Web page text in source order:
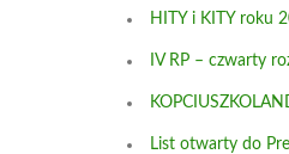
HITY i KITY roku
IV RP – czwarty
List otwarty do